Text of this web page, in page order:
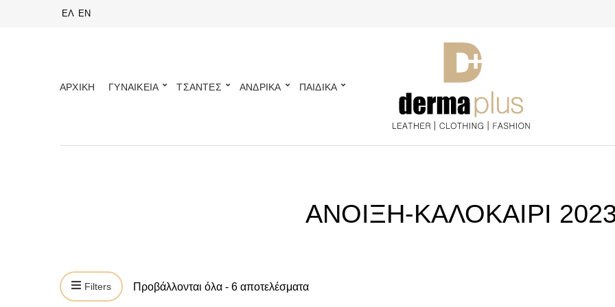
ΕΛ EN
ΑΡΧΙΚΗ ΓΥΝΑΙΚΕΙΑ ΤΣΑΝΤΕΣ ΑΝΔΡΙΚΑ ΠΑΙΔΙΚΑ
ΑΝΟΙΞΗ-ΚΑΛΟΚΑΙΡΙ
Filters Προβάλλονται όλα - 6 αποτελέσματαSorted